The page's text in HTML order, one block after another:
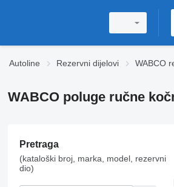
Autoline Rezervni dijelovi WABCO
WABCO poluge ručne
Pretraga
(kataloški broj, marka, model, rezervni
dio)